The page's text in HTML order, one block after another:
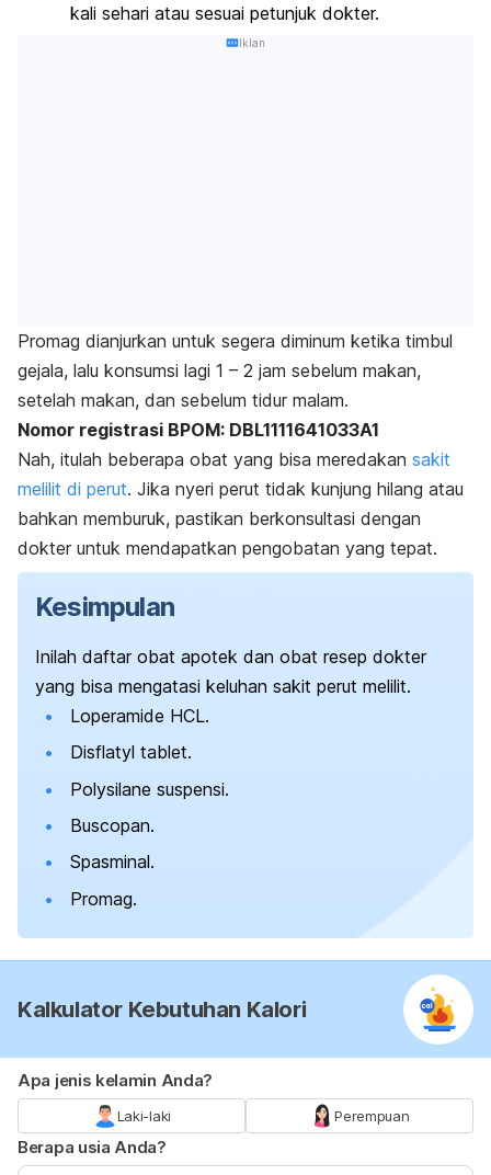
kali sehari atau sesuai petunjuk dokter.
Iklan
Promag dianjurkan untuk segera diminum ketika timbul
gejala, lalu konsumsi lagi 1 – 2 jam sebelum makan,
setelah makan, dan sebelum tidur malam.
Nomor registrasi BPOM: DBL1111641033A1
Nah, itulah beberapa obat yang bisa meredakan sakit
melilit di perut. Jika nyeri perut tidak kunjung hilang atau
bahkan memburuk, pastikan berkonsultasi dengan
dokter untuk mendapatkan pengobatan yang tepat.
Kesimpulan
Inilah daftar obat apotek dan obat resep dokter
yang bisa mengatasi keluhan sakit perut melilit.
Loperamide HCL.
Disflatyl tablet.
Polysilane suspensi.
Buscopan.
Spasminal.
Promag.
Kalkulator Kebutuhan Kalori
Apa jenis kelamin Anda?
Laki-laki Perempuan
Berapa usia Anda?